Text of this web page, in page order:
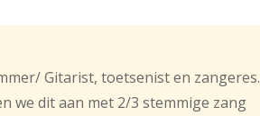
Gitarist, toetsenist en zangeres.
we dit aan met 2/3 stemmige zang